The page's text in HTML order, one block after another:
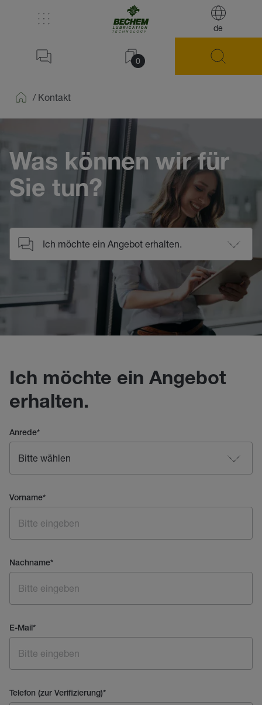
de
0
/ Kontakt
Was können wir für
Sie tun?
Ich möchte ein Angebot
erhalten.
Anrede*
Vorname*
Nachname*
E-Mail*
Telefon (zur Verifizierung)*